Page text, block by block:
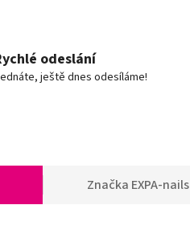
odeslání
ještě dnes odesíláme!
Značka EXPA-nails